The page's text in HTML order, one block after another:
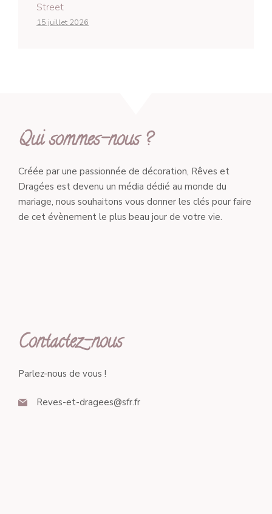
Street
15 juillet 2026
Qui sommes-nous ?
Créée par une passionnée de décoration, Rêves et
Dragées est devenu un média dédié au monde du
mariage, nous souhaitons vous donner les clés pour faire
de cet évènement le plus beau jour de votre vie.
Contactez-nous
Parlez-nous de vous !
Reves-et-dragees@sfr.fr